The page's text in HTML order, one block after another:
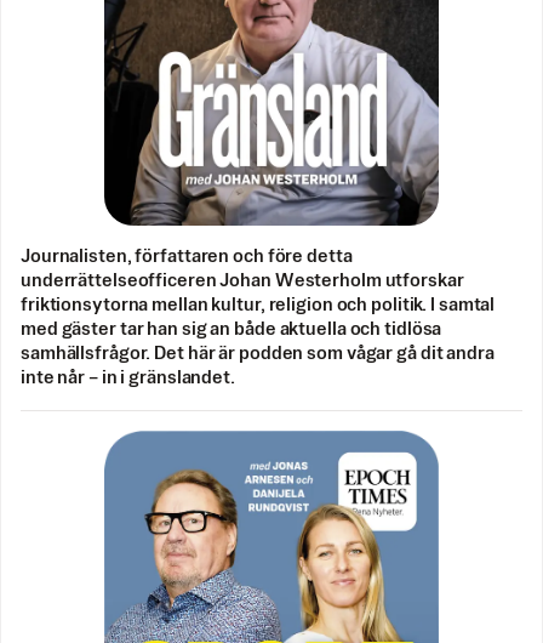
Journalisten, författaren och före detta
underrättelseofficeren Johan Westerholm utforskar
friktionsytorna mellan kultur, religion och politik. I samtal
med gäster tar han sig an både aktuella och tidlösa
samhällsfrågor. Det här är podden som vågar gå dit andra
inte når – in i gränslandet.